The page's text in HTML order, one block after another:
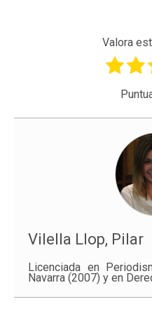
Valora
Vilella Llop, Pilar
Licenciada en
Navarra (2007) y en